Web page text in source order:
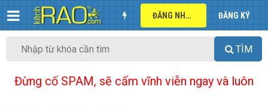
ĐĂNG NHẬP ĐĂNG KÝ
TÌM
Đừng cố SPAM, sẽ cấm vĩnh viễn ngay và luôn